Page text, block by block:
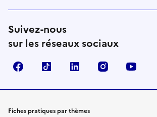
Suivez-nous
sur les réseaux sociaux
FacebookTikTok LinkedIn Instagram
Fiches pratiques par thèmes